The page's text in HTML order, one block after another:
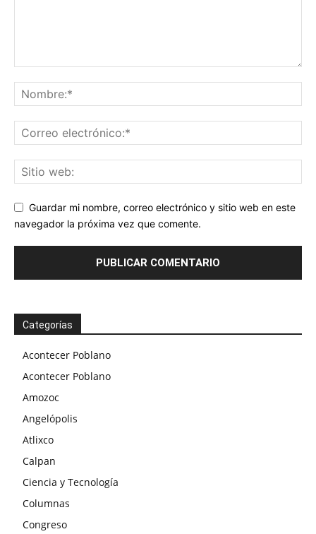
Guardar mi nombre, correo electrónico y sitio web en este
navegador la próxima vez que comente.
Categorías
Acontecer Poblano
Acontecer Poblano
Amozoc
Angelópolis
Atlixco
Calpan
Ciencia y Tecnología
Columnas
Congreso